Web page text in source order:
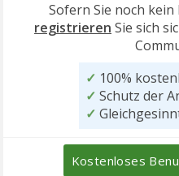
Sofern Sie noch
registrieren Sie sich
✓ 100%
✓ Schutz der
✓
Kostenloses